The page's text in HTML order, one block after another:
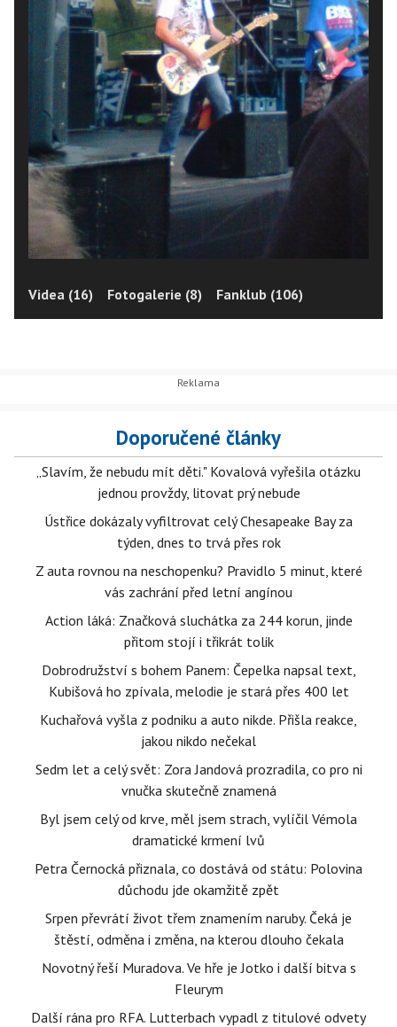
Videa (16) Fotogalerie (8) Fanklub (106)
Doporučené články
„Slavím, že nebudu mít děti." Kovalová vyřešila otázku
jednou provždy, litovat prý nebude
Ústřice dokázaly vyfiltrovat celý Chesapeake Bay za
týden, dnes to trvá přes rok
Z auta rovnou na neschopenku? Pravidlo 5 minut, které
vás zachrání před letní angínou
Action láká: Značková sluchátka za 244 korun, jinde
přitom stojí i třikrát tolik
Dobrodružství s bohem Panem: Čepelka napsal text,
Kubišová ho zpívala, melodie je stará přes 400 let
Kuchařová vyšla z podniku a auto nikde. Přišla reakce,
jakou nikdo nečekal
Sedm let a celý svět: Zora Jandová prozradila, co pro ni
vnučka skutečně znamená
Byl jsem celý od krve, měl jsem strach, vylíčil Vémola
dramatické krmení lvů
Petra Černocká přiznala, co dostává od státu: Polovina
důchodu jde okamžitě zpět
Srpen převrátí život třem znamením naruby. Čeká je
štěstí, odměna i změna, na kterou dlouho čekala
Novotný řeší Muradova. Ve hře je Jotko i další bitva s
Fleurym
Další rána pro RFA. Lutterbach vypadl z titulové odvety